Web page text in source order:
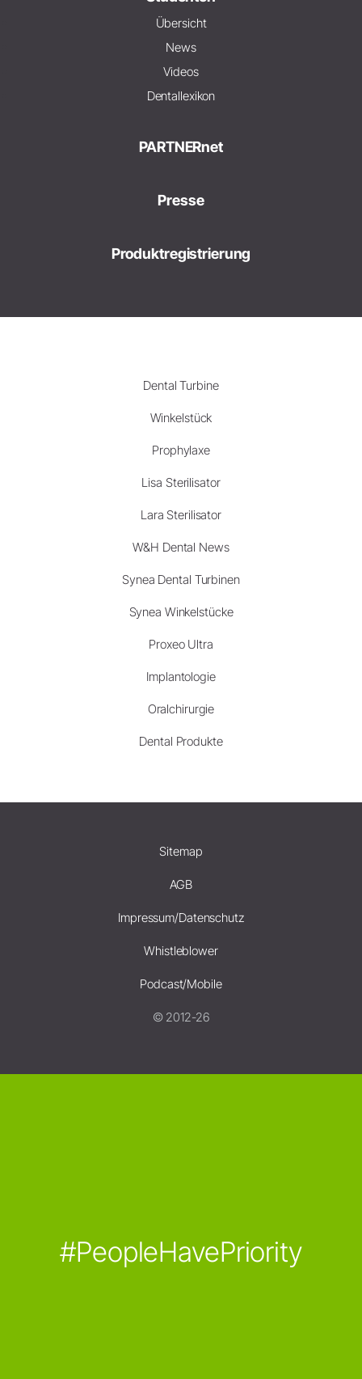
Übersicht
News
Videos
Dentallexikon
PARTNERnet
Presse
Produktregistrierung
Dental Turbine
Winkelstück
Prophylaxe
Lisa Sterilisator
Lara Sterilisator
W&H Dental News
Synea Dental Turbinen
Synea Winkelstücke
Proxeo Ultra
Implantologie
Oralchirurgie
Dental Produkte
Sitemap
AGB
Impressum/Datenschutz
Whistleblower
Podcast/Mobile
© 2012-26
#PeopleHavePriority